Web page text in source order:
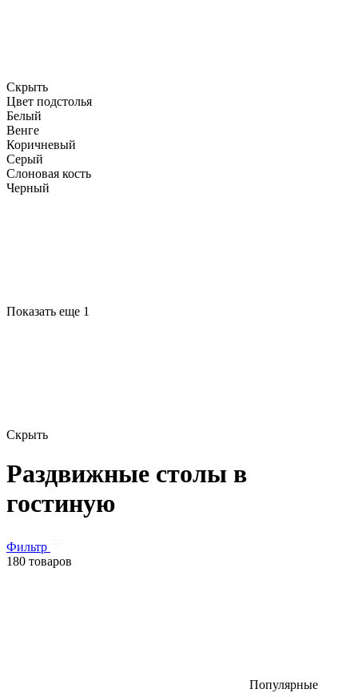
Скрыть
Цвет подстолья
Белый
Венге
Коричневый
Серый
Слоновая кость
Черный
Показать еще 1
Скрыть
Раздвижные столы в
гостиную
Фильтр
180 товаров
Популярные